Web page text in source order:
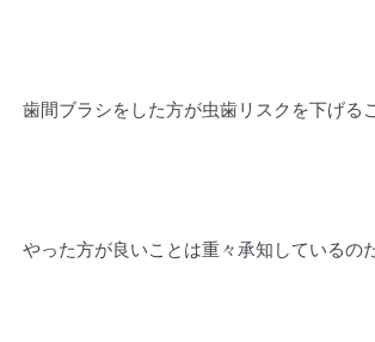
歯間ブラシをした方が虫歯リスクを下げる
やった方が良いことは重々承知しているの